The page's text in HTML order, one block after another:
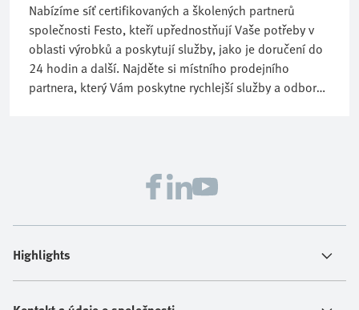
Nabízíme síť certifikovaných a školených partnerů
společnosti Festo, kteří upřednostňují Vaše potřeby v
oblasti výrobků a poskytují služby, jako je doručení do
24 hodin a další. Najděte si místního prodejního
partnera, který Vám poskytne rychlejší služby a odborné
Highlights